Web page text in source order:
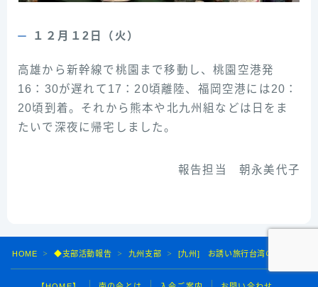
１２月１2日（火）
高雄から新幹線で桃園まで移動し、桃園空港発
16：30が遅れて17：20頃離陸、福岡空港には20：
20頃到着。それから熊本や北九州組などは日をま
たいで深夜に帰宅しました。
報告担当 朝永美代子
HOME ＞ ◆支部活動報告 ＞ 九州支部 ＞ [九州] お誘い旅行台湾の実施報告